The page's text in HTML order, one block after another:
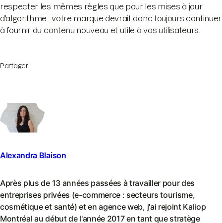
respecter les mêmes règles que pour les mises à jour
d'algorithme : votre marque devrait donc toujours continuer
à fournir du contenu nouveau et utile à vos utilisateurs.
Partager
Alexandra Blaison
Après plus de 13 années passées à travailler pour des
entreprises privées (e-commerce : secteurs tourisme,
cosmétique et santé) et en agence web, j'ai rejoint Kaliop
Montréal au début de l'année 2017 en tant que stratège